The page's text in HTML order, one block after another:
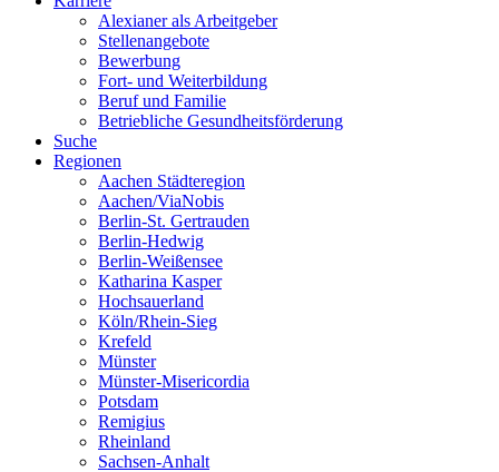
Alexianer als Arbeitgeber
Stellenangebote
Bewerbung
Fort- und Weiterbildung
Beruf und Familie
Betriebliche Gesundheitsförderung
Suche
Regionen
Aachen Städteregion
Aachen/ViaNobis
Berlin-St. Gertrauden
Berlin-Hedwig
Berlin-Weißensee
Katharina Kasper
Hochsauerland
Köln/Rhein-Sieg
Krefeld
Münster
Münster-Misericordia
Potsdam
Remigius
Rheinland
Sachsen-Anhalt